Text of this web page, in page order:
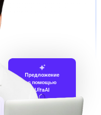
Предложение
с помощью
UltaAI